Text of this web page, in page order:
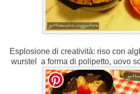
Esplosione di creatività: riso con
wurstel a forma di polipetto, uovo